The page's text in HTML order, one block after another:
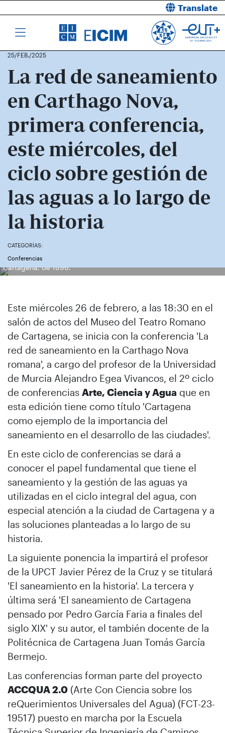
Translate
25/FEB./2025
La red de saneamiento
en Carthago Nova,
primera conferencia,
este miércoles, del
ciclo sobre gestión de
las aguas a lo largo de
la historia
CATEGORÍAS:
Conferencias
Plano del proyecto de reforma y saneamiento del Ensanche de
Cartagena, de 1896.
Este miércoles 26 de febrero, a las 18:30 en el
salón de actos del Museo del Teatro Romano
de Cartagena, se inicia con la conferencia 'La
red de saneamiento en la Carthago Nova
romana', a cargo del profesor de la Universidad
de Murcia Alejandro Egea Vivancos, el 2º ciclo
de conferencias Arte, Ciencia y Agua que en
esta edición tiene como título 'Cartagena
como ejemplo de la importancia del
saneamiento en el desarrollo de las ciudades'.
En este ciclo de conferencias se dará a
conocer el papel fundamental que tiene el
saneamiento y la gestión de las aguas ya
utilizadas en el ciclo integral del agua, con
especial atención a la ciudad de Cartagena y a
las soluciones planteadas a lo largo de su
historia.
La siguiente ponencia la impartirá el profesor
de la UPCT Javier Pérez de la Cruz y se titulará
'El saneamiento en la historia'. La tercera y
última será 'El saneamiento de Cartagena
pensado por Pedro García Faria a finales del
siglo XIX' y su autor, el también docente de la
Politécnica de Cartagena Juan Tomás García
Bermejo.
Las conferencias forman parte del proyecto
ACCQUA 2.0 (Arte Con Ciencia sobre los
reQuerimientos Universales del Agua) (FCT-23-
19517) puesto en marcha por la Escuela